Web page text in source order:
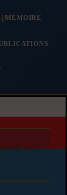
MÉMOIRE
le lien